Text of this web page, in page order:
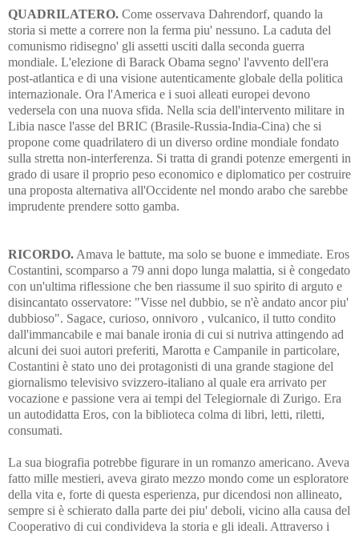
QUADRILATERO. Come osservava Dahrendorf, quando la
storia si mette a correre non la ferma piu' nessuno. La caduta del
comunismo ridisegno' gli assetti usciti dalla seconda guerra
mondiale. L'elezione di Barack Obama segno' l'avvento dell'era
post-atlantica e di una visione autenticamente globale della politica
internazionale. Ora l'America e i suoi alleati europei devono
vedersela con una nuova sfida. Nella scia dell'intervento militare in
Libia nasce l'asse del BRIC (Brasile-Russia-India-Cina) che si
propone come quadrilatero di un diverso ordine mondiale fondato
sulla stretta non-interferenza. Si tratta di grandi potenze emergenti in
grado di usare il proprio peso economico e diplomatico per costruire
una proposta alternativa all'Occidente nel mondo arabo che sarebbe
imprudente prendere sotto gamba.
RICORDO. Amava le battute, ma solo se buone e immediate. Eros
Costantini, scomparso a 79 anni dopo lunga malattia, si è congedato
con un'ultima riflessione che ben riassume il suo spirito di arguto e
disincantato osservatore: "Visse nel dubbio, se n'è andato ancor piu'
dubbioso". Sagace, curioso, onnivoro , vulcanico, il tutto condito
dall'immancabile e mai banale ironia di cui si nutriva attingendo ad
alcuni dei suoi autori preferiti, Marotta e Campanile in particolare,
Costantini è stato uno dei protagonisti di una grande stagione del
giornalismo televisivo svizzero-italiano al quale era arrivato per
vocazione e passione vera ai tempi del Telegiornale di Zurigo. Era
un autodidatta Eros, con la biblioteca colma di libri, letti, riletti,
consumati.
La sua biografia potrebbe figurare in un romanzo americano. Aveva
fatto mille mestieri, aveva girato mezzo mondo come un esploratore
della vita e, forte di questa esperienza, pur dicendosi non allineato,
sempre si è schierato dalla parte dei piu' deboli, vicino alla causa del
Cooperativo di cui condivideva la storia e gli ideali. Attraverso i